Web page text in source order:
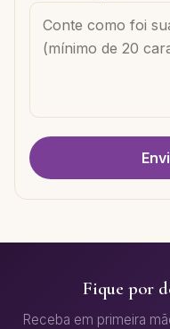
Fique por
Receba em primeira